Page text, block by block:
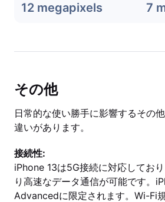
12 megapixels 7
その他
日常的な使い勝手に影響するその
違いがあります。
接続性:
iPhone 13は5G接続に対応してお
り高速なデータ通信が可能です。
Advancedに限定されます。Wi-Fi